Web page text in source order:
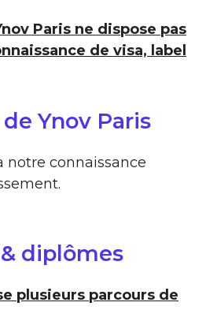
Paris ne dispose pas
de visa, label
Ynov Paris
notre connaissance
diplômes
plusieurs parcours de